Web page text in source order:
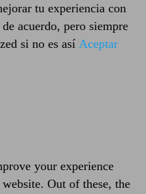
tu experiencia con
acuerdo, pero siempre
si no es así Aceptar
your experience
Out of these, the